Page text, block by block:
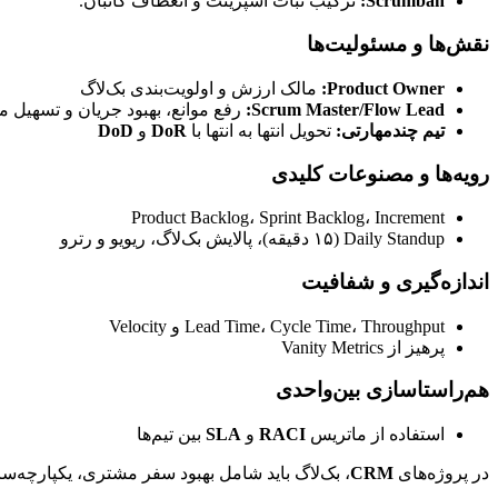
نقش‌ها و مسئولیت‌ها
Product Owner: مالک ارزش و اولویت‌بندی بک‌لاگ
Scrum Master/Flow Lead: رفع موانع، بهبود جریان و تسهیل
تیم چندمهارتی: تحویل انتها به انتها با DoR و DoD
رویه‌ها و مصنوعات کلیدی
Product Backlog، Sprint Backlog، Increment
Daily Standup (۱۵ دقیقه)، پالایش بک‌لاگ، ریویو و رترو
اندازه‌گیری و شفافیت
Lead Time، Cycle Time، Throughput و Velocity
پرهیز از Vanity Metrics
هم‌راستاسازی بین‌واحدی
استفاده از ماتریس RACI و SLA بین تیم‌ها
در پروژه‌های CRM، بک‌لاگ باید شامل بهبود سفر مشتری، یکپارچه‌سازی‌ها، کیفیت داده، گزارش‌ها و اتوماسیون‌ها باشد. ترکیب Agile با داشبوردهای